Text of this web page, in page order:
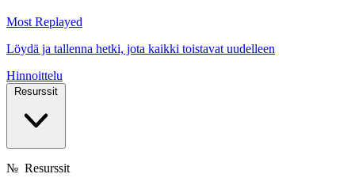
Most Replayed
Löydä ja tallenna hetki, jota kaikki toistavat uudelleen
Hinnoittelu
Resurssit
№ Resurssit